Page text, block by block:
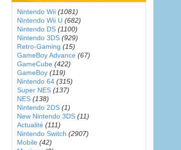
Nintendo Wii (1081)
Nintendo Wii U (682)
Nintendo DS (1100)
Nintendo 3DS (929)
Retro-Gaming (15)
GameBoy Advance (67)
GameCube (422)
GameBoy (119)
Nintendo 64 (315)
Super NES (137)
NES (138)
Nintendo 2DS (1)
New Nintendo 3DS (11)
Actualité (111)
Nintendo Switch (2907)
Mobile (42)